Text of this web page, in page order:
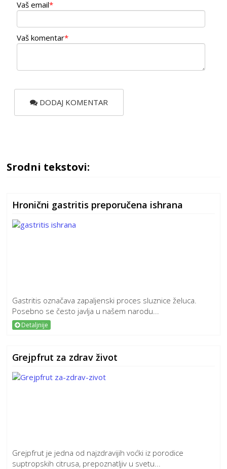
Vaš email*
Vaš komentar*
DODAJ KOMENTAR
Srodni tekstovi:
Hronični gastritis preporučena ishrana
Gastritis označava zapaljenski proces sluznice želuca.
Posebno se često javlja u našem narodu...
Detaljnije
Grejpfrut za zdrav život
Grejpfrut je jedna od najzdravijih voćki iz porodice
suptropskih citrusa, prepoznatljiv u svetu...